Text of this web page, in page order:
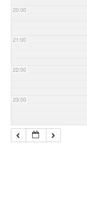
20:00
21:00
22:00
23:00